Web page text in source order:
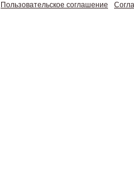
Пользовательское соглашение